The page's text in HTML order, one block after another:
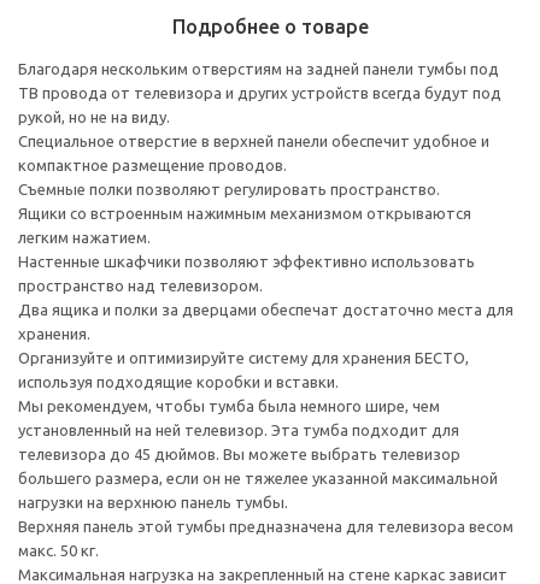
Подробнее о товаре
Благодаря нескольким отверстиям на задней панели тумбы под
ТВ провода от телевизора и других устройств всегда будут под
рукой, но не на виду.
Специальное отверстие в верхней панели обеспечит удобное и
компактное размещение проводов.
Съемные полки позволяют регулировать пространство.
Ящики со встроенным нажимным механизмом открываются
легким нажатием.
Настенные шкафчики позволяют эффективно использовать
пространство над телевизором.
Два ящика и полки за дверцами обеспечат достаточно места для
хранения.
Организуйте и оптимизируйте систему для хранения БЕСТО,
используя подходящие коробки и вставки.
Мы рекомендуем, чтобы тумба была немного шире, чем
установленный на ней телевизор. Эта тумба подходит для
телевизора до 45 дюймов. Вы можете выбрать телевизор
большего размера, если он не тяжелее указанной максимальной
нагрузки на верхнюю панель тумбы.
Верхняя панель этой тумбы предназначена для телевизора весом
макс. 50 кг.
Максимальная нагрузка на закрепленный на стене каркас зависит